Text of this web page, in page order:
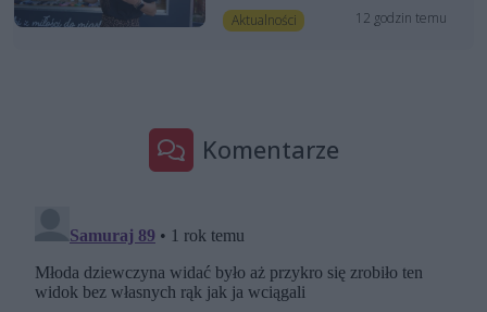
Aktualności 12 godzin temu
Komentarze